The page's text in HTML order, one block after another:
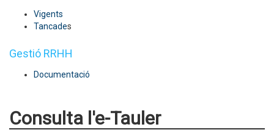
Vigents
Tancades
Gestió RRHH
Documentació
Consulta l'e-Tauler